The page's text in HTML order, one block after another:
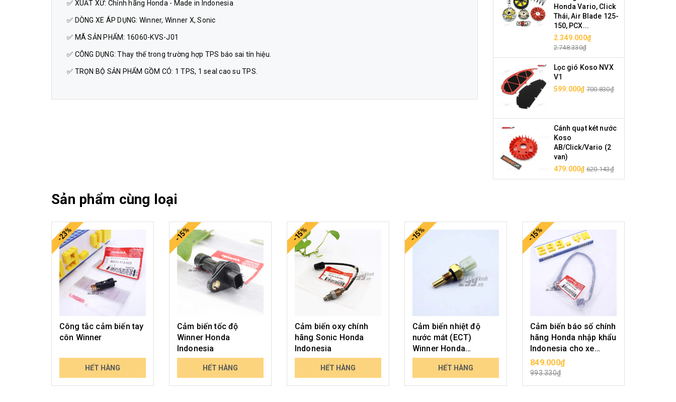
✅ XUẤT XỨ: Chính hãng Honda - Made in Indonesia
✅ DÒNG XE ÁP DỤNG: Winner, Winner X, Sonic
✅ MÃ SẢN PHẨM: 16060-KVS-J01
✅ CÔNG DỤNG: Thay thế trong trường hợp TPS báo sai tín hiệu.
✅ TRỌN BỘ SẢN PHẨM GỒM CÓ: 1 TPS, 1 seal cao su TPS.
Honda Vario, Click
Thái, Air Blade 125-
150, PCX...
2.349.000₫
2.748.330₫
Lọc gió Koso NVX
V1
599.000₫ 700.830₫
Cánh quạt két nước
Koso
AB/Click/Vario (2
van)
479.000₫ 620.143₫
Sản phẩm cùng loại
-23%
Công tắc cảm biến tay
côn Winner
229.000₫
298.714₫
HẾT HÀNG
-15%
Cảm biến tốc độ
Winner Honda
Indonesia
439.000₫
513.630₫
HẾT HÀNG
-15%
Cảm biến oxy chính
hãng Sonic Honda
Indonesia
659.000₫
771.030₫
HẾT HÀNG
-15%
Cảm biến nhiệt độ
nước mát (ECT)
Winner Honda
Indonesia
449.000₫
525.330₫
HẾT HÀNG
-15%
Cảm biến báo số chính
hãng Honda nhập khẩu
Indonesia cho xe
Winner, Sonic
849.000₫
993.330₫
CHỌN SẢN PHẨM